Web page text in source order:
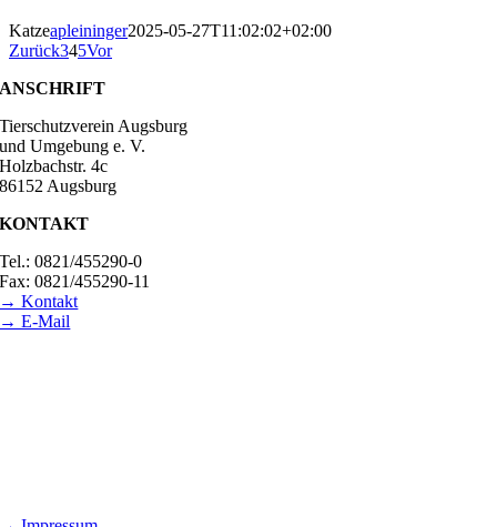
Katzeapleininger2025-05-27T11:02:02+02:00
Zurück345Vor
ANSCHRIFT
Tierschutzverein Augsburg
und Umgebung e. V.
Holzbachstr. 4c
86152 Augsburg
KONTAKT
Tel.: 0821/455290-0
Fax: 0821/455290-11
→ Kontakt
→ E-Mail